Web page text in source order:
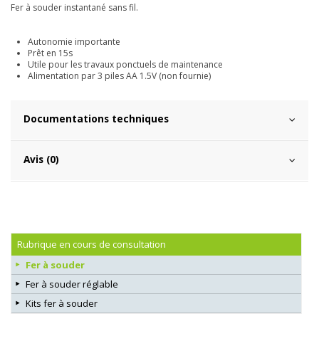
Fer à souder instantané sans fil.
Autonomie importante
Prêt en 15s
Utile pour les travaux ponctuels de maintenance
Alimentation par 3 piles AA 1.5V (non fournie)
Documentations techniques
Avis (0)
Rubrique en cours de consultation
Fer à souder
Fer à souder réglable
Kits fer à souder